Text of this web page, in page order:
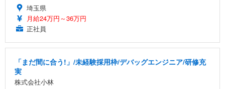
埼玉県
月給24万円～36万円
正社員
「まだ間に合う!」/未経験採用枠/デバッグエンジニア/研修充
実
株式会社小林